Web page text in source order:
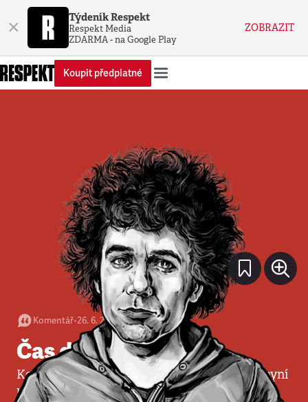
× Týdeník Respekt
Respekt Media
ZDARMA - na Google Play
ZOBRAZIT
Koupit předplatné
Komentář•26. 6. 2022•3minuty
Čas dospět
Korejská kapela BTS ovládla světový pop a nyní
hlásí vyčerpání